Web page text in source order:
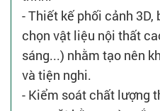
- Thiết kế phối cảnh 3D,
chọn vật liệu nội thất
sáng...) nhằm tạo nên
và tiện nghi.
- Kiểm soát chất lượng